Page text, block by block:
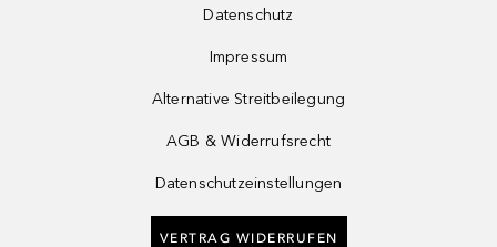
Datenschutz
Impressum
Alternative Streitbeilegung
AGB & Widerrufsrecht
Datenschutzeinstellungen
VERTRAG WIDERRUFEN